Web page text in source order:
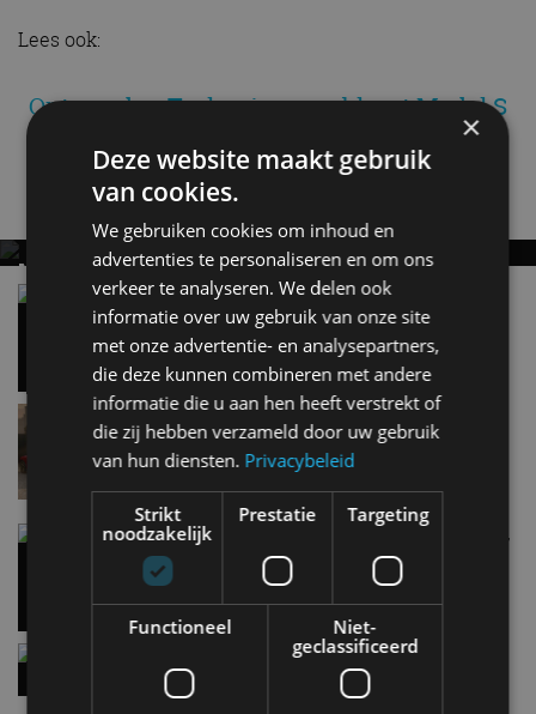
Lees ook:
Ontevreden Tesla-eigenaar blaast Model S
Nieuwste berichten
MET KORTING NAAR EV EXPERIENCE 2026?
AUTORAI REGELT HET!
EV Experience 2026 van 24 tot 26 september
Vergelijking: BMW iX3 vs Volvo EX60 – Welke
moet je hebben?
28 mei
Lamborghini Revuelto eert 60 jaar Miura met
speciale editie
9:33
Carbon fibre op je laadkabel: nergens voor nodig,
en precies daarom geweldig
Hennessey Blackbird krijgt atmosferische V8 en
handbak: soms is eenvoud leuker
5 aug
×
Deze website maakt gebruik
van cookies.
We gebruiken cookies om inhoud en
advertenties te personaliseren en om ons
verkeer te analyseren. We delen ook
informatie over uw gebruik van onze site
met onze advertentie- en analysepartners,
die deze kunnen combineren met andere
informatie die u aan hen heeft verstrekt of
die zij hebben verzameld door uw gebruik
van hun diensten. Privacybeleid
Strikt
noodzakelijk
Prestatie Targeting
Functioneel
Niet-
geclassificeerd